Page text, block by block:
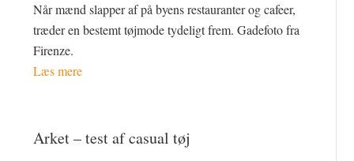
Når mænd slapper af på byens restauranter og cafeer,
træder en bestemt tøjmode tydeligt frem. Gadefoto fra
Firenze.
Læs mere
Arket – test af casual tøj